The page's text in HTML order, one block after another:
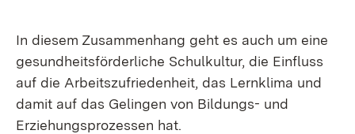
In diesem Zusammenhang geht es auch um eine
gesundheitsförderliche Schulkultur, die Einfluss
auf die Arbeitszufriedenheit, das Lernklima und
damit auf das Gelingen von Bildungs- und
Erziehungsprozessen hat.